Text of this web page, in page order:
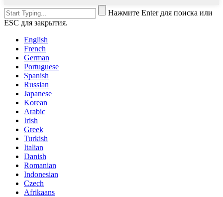
Нажмите Enter для поиска или
ESC для закрытия.
English
French
German
Portuguese
Spanish
Russian
Japanese
Korean
Arabic
Irish
Greek
Turkish
Italian
Danish
Romanian
Indonesian
Czech
Afrikaans